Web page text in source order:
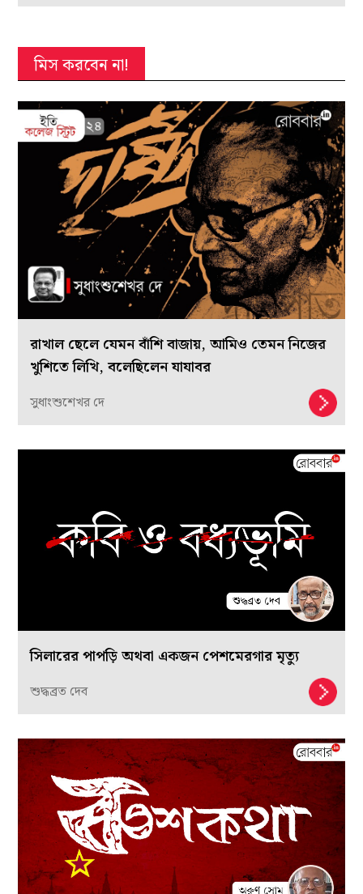
মিস করবেন না!
রাখাল ছেলে যেমন বাঁশি বাজায়, আমিও তেমন নিজের
খুশিতে লিখি, বলেছিলেন যাযাবর
সুধাংশুশেখর দে
সিলারের পাপড়ি অথবা একজন পেশমেরগার মৃত্যু
শুদ্ধব্রত দেব